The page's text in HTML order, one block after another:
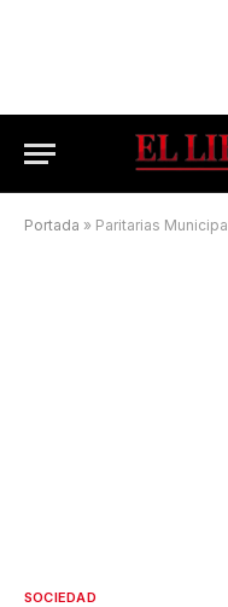
Portada » Paritarias
SOCIEDAD